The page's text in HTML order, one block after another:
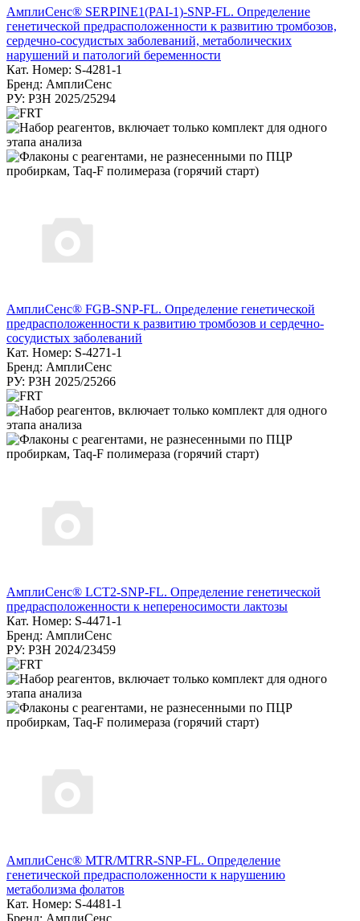
АмплиСенс® SERPINE1(PAI-1)-SNP-FL. Определение
генетической предрасположенности к развитию тромбозов,
сердечно-сосудистых заболеваний, метаболических
нарушений и патологий беременности
Кат. Номер: S-4281-1
Бренд: АмплиСенс
РУ: РЗН 2025/25294
АмплиСенс® FGB-SNP-FL. Определение генетической
предрасположенности к развитию тромбозов и сердечно-
сосудистых заболеваний
Кат. Номер: S-4271-1
Бренд: АмплиСенс
РУ: РЗН 2025/25266
АмплиСенс® LCT2-SNP-FL. Определение генетической
предрасположенности к непереносимости лактозы
Кат. Номер: S-4471-1
Бренд: АмплиСенс
РУ: РЗН 2024/23459
АмплиСенс® MTR/MTRR-SNP-FL. Определение
генетической предрасположенности к нарушению
метаболизма фолатов
Кат. Номер: S-4481-1
Бренд: АмплиСенс